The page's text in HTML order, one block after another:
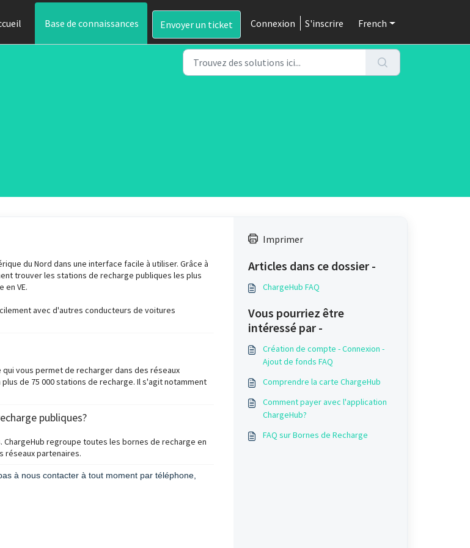
Base de connaissances Envoyer un ticket Connexion S'inscrire French
du Nord dans une interface facile à utiliser. Grâce à
trouver les stations de recharge publiques les plus
VE.
avec d'autres conducteurs de voitures
vous permet de recharger dans des réseaux
de 75 000 stations de recharge. Il s'agit notamment
publiques?
regroupe toutes les bornes de recharge en
réseaux partenaires.
à nous contacter à tout moment par téléphone,
Imprimer
Articles dans ce dossier -
ChargeHub FAQ
Vous pourriez être
intéressé par -
Création de compte - Connexion -
Ajout de fonds FAQ
Comprendre la carte ChargeHub
Comment payer avec l'application
ChargeHub?
FAQ sur Bornes de Recharge